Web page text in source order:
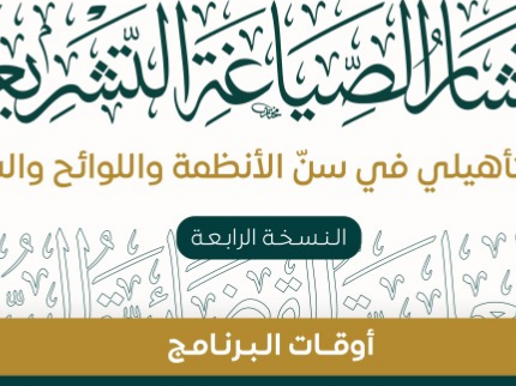
كتاب مميز،
د. محمد بن عبدالله بن محمد المرزوقي
عدد الصفحات: 112
السعر: 20 ريال
اضف للسلة